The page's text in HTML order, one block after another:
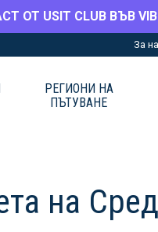
ОТ USIT CLUB ВЪВ
За
РЕГИОНИ НА
ПЪТУВАНЕ
на